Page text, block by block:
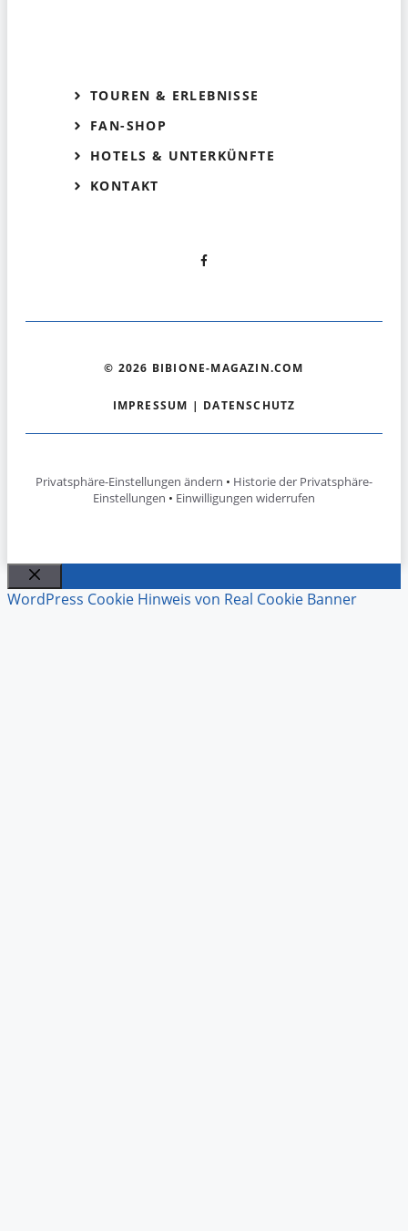
TOUREN & ERLEBNISSE
FAN-SHOP
HOTELS & UNTERKÜNFTE
KONTAKT
© 2026 BIBIONE-MAGAZIN.COM
IMPRESSUM | DATENSCHUTZ
Privatsphäre-Einstellungen ändern • Historie der Privatsphäre-
Einstellungen • Einwilligungen widerrufen
Schließen
WordPress Cookie Hinweis von Real Cookie Banner